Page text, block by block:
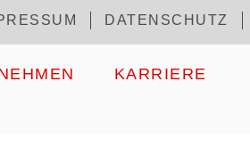
DATENSCHUTZ
KARRIERE